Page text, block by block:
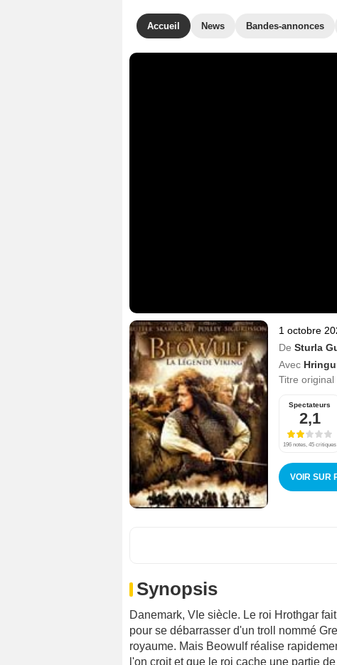
Accueil News Bandes-annonces
1 octobre
De Sturla
Avec
Titre original
Spectateurs
2,1
196 notes, 45 critiques
VOIR SUR
Synopsis
Danemark, VIe siècle. Le roi Hrothgar
pour se débarrasser d'un troll nommé
royaume. Mais Beowulf réalise
l'on croit et que le roi cache une partie